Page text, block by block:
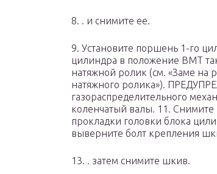
8. . и снимите ее.
9. Установите поршень 1-го
цилиндра в положение ВМТ
натяжной ролик (см. «Заме на
натяжного ролика»).
газораспределительного
коленчатый валы. 11. Снимите
прокладки головки блока
выверните болт крепления
13. . затем снимите шкив.